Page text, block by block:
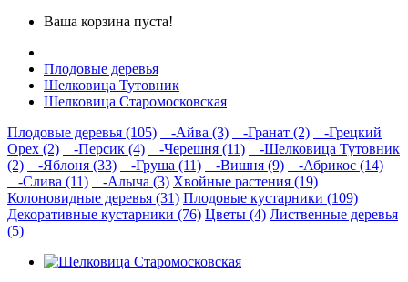
Ваша корзина пуста!
Плодовые деревья
Шелковица Тутовник
Шелковица Старомосковская
Плодовые деревья (105)
-Айва (3) -Гранат (2)
-Грецкий
Орех (2)
-Персик (4) -Черешня (11)
-Шелковица Тутовник
(2)
-Яблоня (33) -Груша (11) -Вишня (9)
-Абрикос (14)
-Слива (11)
-Алыча (3) Хвойные растения (19)
Колоновидные деревья (31) Плодовые кустарники (109)
Декоративные кустарники (76) Цветы (4) Лиственные деревья
(5)